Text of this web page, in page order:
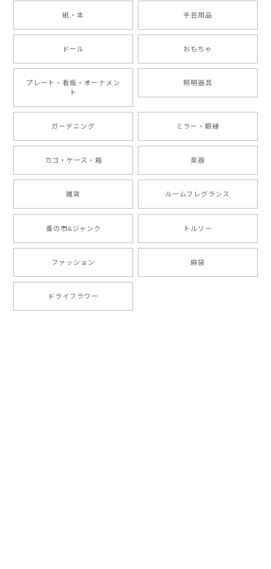
紙・本 手芸用品
ドール おもちゃ
プレート・看板・オーナメン
ト
照明器具
ガーデニング ミラー・額縁
カゴ・ケース・箱 楽器
雑貨 ルームフレグランス
蚤の市&ジャンク トルソー
ファッション 麻袋
ドライフラワー